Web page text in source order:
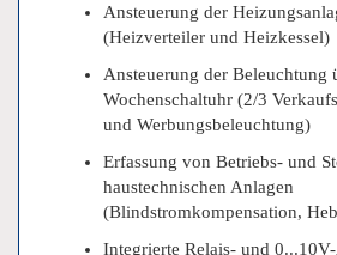
Ansteuerung der
(Heizverteiler und Heizkessel)
Ansteuerung der Beleuchtung
Wochenschaltuhr (2/3
und Werbungsbeleuchtung)
Erfassung von Betriebs- und
haustechnischen Anlagen
(Blindstromkompensation,
Integrierte Relais- und